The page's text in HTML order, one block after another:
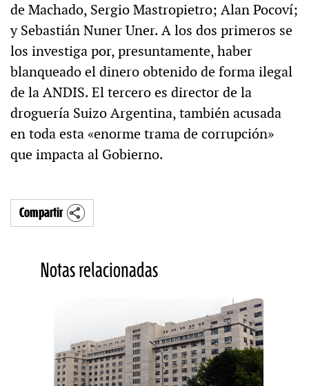
de Machado, Sergio Mastropietro; Alan Pocoví;
y Sebastián Nuner Uner. A los dos primeros se
los investiga por, presuntamente, haber
blanqueado el dinero obtenido de forma ilegal
de la ANDIS. El tercero es director de la
droguería Suizo Argentina, también acusada
en toda esta «enorme trama de corrupción»
que impacta al Gobierno.
Compartir
Notas relacionadas